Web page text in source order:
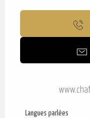
Langues parlées
Langues parlées